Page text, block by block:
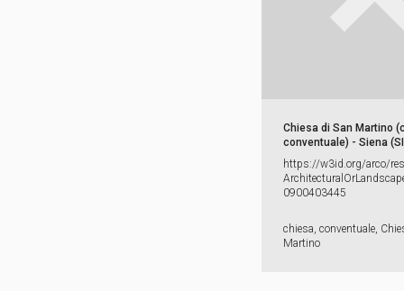
Chiesa di San Martino
conventuale) - Siena
https:​/​/​w3id.​org/​arco/​
0900403445
chiesa, conventuale,
Martino